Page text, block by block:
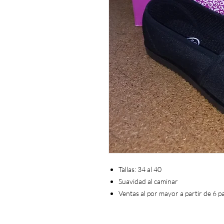
Tallas: 34 al 40
Suavidad al caminar
Ventas al por mayor a partir de 6